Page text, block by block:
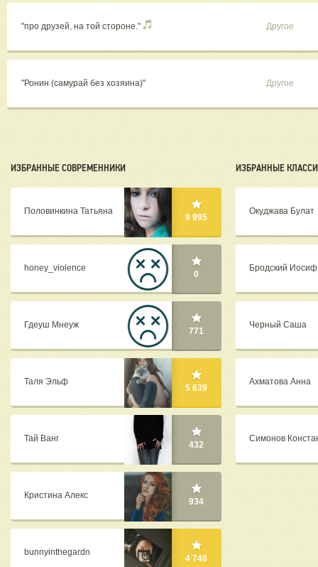
"про друзей, на той стороне." Другое
"Ронин (самурай без хозяина)" Другое
ИЗБРАННЫЕ СОВРЕМЕННИКИ
Половинкина Татьяна
9 995
honey_violence
0
Гдеуш Мнеуж
771
Таля Эльф
5 639
Тай Ванг
432
Кристина Алекс
934
bunnyinthegardn
4 748
ИЗБРАННЫЕ
Окуджава Булат
Бродский Иосиф
Черный Саша
Ахматова Анна
Симонов